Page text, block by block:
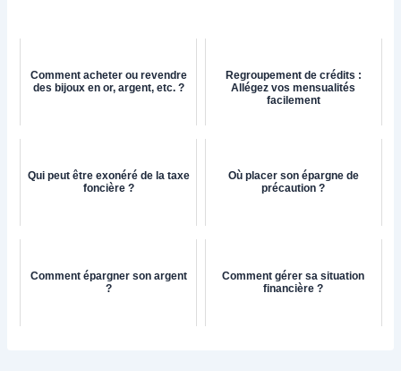
Comment acheter ou revendre
des bijoux en or, argent, etc. ?
Regroupement de crédits :
Allégez vos mensualités
facilement
Qui peut être exonéré de la taxe
foncière ?
Où placer son épargne de
précaution ?
Comment épargner son argent
?
Comment gérer sa situation
financière ?